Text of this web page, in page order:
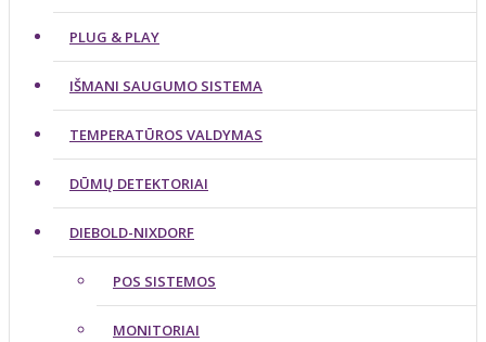
PLUG & PLAY
IŠMANI SAUGUMO SISTEMA
TEMPERATŪROS VALDYMAS
DŪMŲ DETEKTORIAI
DIEBOLD-NIXDORF
POS SISTEMOS
MONITORIAI